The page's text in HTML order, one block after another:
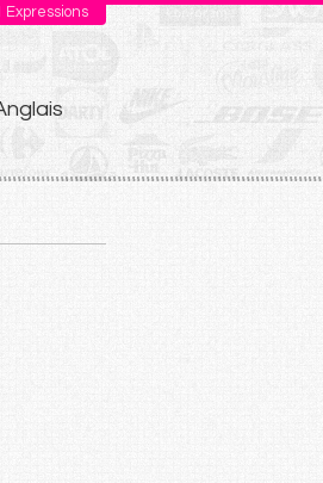
Expressions